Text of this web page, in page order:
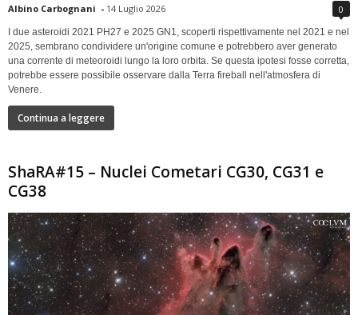
Albino Carbognani - 14 Luglio 2026 0
I due asteroidi 2021 PH27 e 2025 GN1, scoperti rispettivamente nel 2021 e nel
2025, sembrano condividere un'origine comune e potrebbero aver generato
una corrente di meteoroidi lungo la loro orbita. Se questa ipotesi fosse corretta,
potrebbe essere possibile osservare dalla Terra fireball nell'atmosfera di
Venere.
Continua a leggere
ShaRA#15 – Nuclei Cometari CG30, CG31 e
CG38